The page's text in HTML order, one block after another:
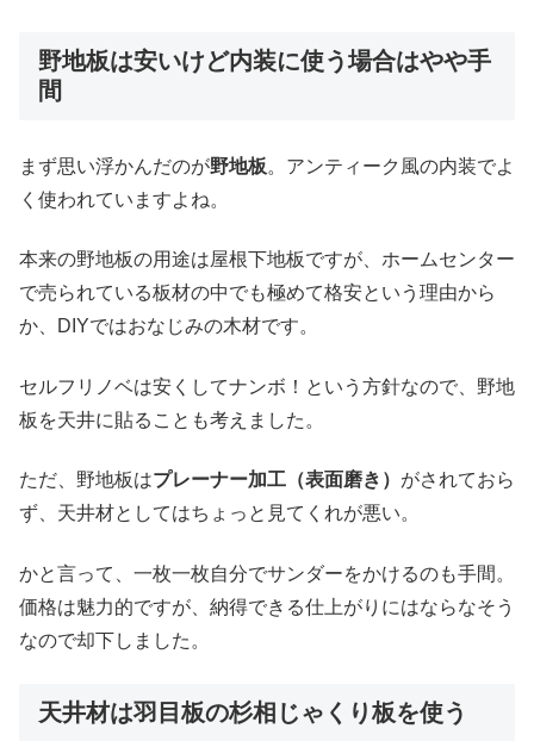
野地板は安いけど内装に使う場合はやや手
間
まず思い浮かんだのが野地板。アンティーク風の内装でよ
く使われていますよね。
本来の野地板の用途は屋根下地板ですが、ホームセンター
で売られている板材の中でも極めて格安という理由から
か、DIYではおなじみの木材です。
セルフリノベは安くしてナンボ！という方針なので、野地
板を天井に貼ることも考えました。
ただ、野地板はプレーナー加工（表面磨き） がされておら
ず、天井材としてはちょっと見てくれが悪い。
かと言って、一枚一枚自分でサンダーをかけるのも手間。
価格は魅力的ですが、納得できる仕上がりにはならなそう
なので却下しました。
天井材は羽目板の杉相じゃくり板を使う